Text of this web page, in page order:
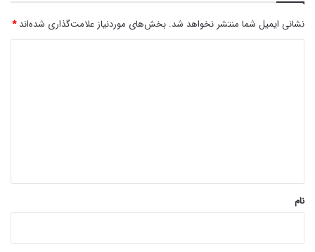
نشانی ایمیل شما منتشر نخواهد شد. بخش‌های موردنیاز علامت‌گذاری شده‌اند*
نام